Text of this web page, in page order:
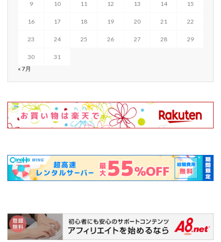
9 10 11 12 13 14 15
16 17 18 19 20 21 22
23 24 25 26 27 28 29
30
31
« 7月